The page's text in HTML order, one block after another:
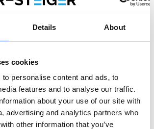
Details About
cookies
personalise content and ads, to
features and to analyse our traffic.
about your use of our site with
advertising and analytics partners who
other information that you’ve
6,2
Échafaudage pliant
EuroScaffold 90x190
hauteur travail 6,5 m
€1.499,00 €1.821,74